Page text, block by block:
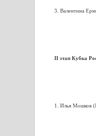
3. Валентина
II этап Кубка
1. Илья Мошков